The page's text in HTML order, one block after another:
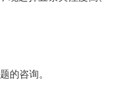
的咨询。